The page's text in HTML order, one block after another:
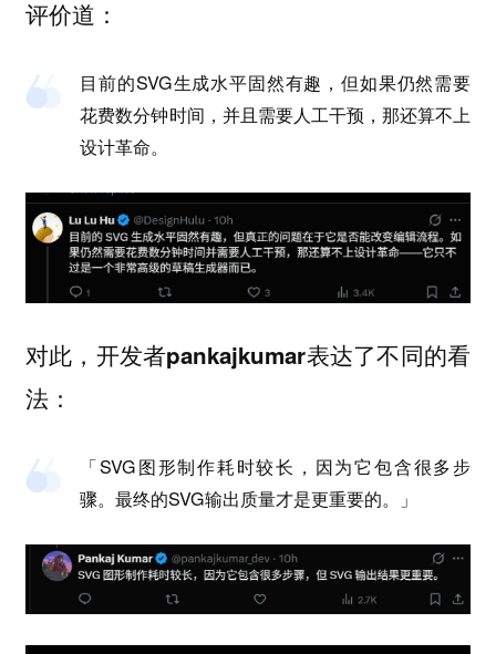
评价道：
目前的SVG生成水平固然有趣，但如果仍然需要
花费数分钟时间，并且需要人工干预，那还算不上
设计革命。
对此，开发者pankajkumar表达了不同的看
法：
「SVG图形制作耗时较长，因为它包含很多步
骤。最终的SVG输出质量才是更重要的。」